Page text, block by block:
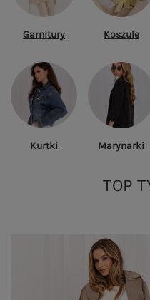
Garnitury Koszule
Kurtki Marynarki
TOP